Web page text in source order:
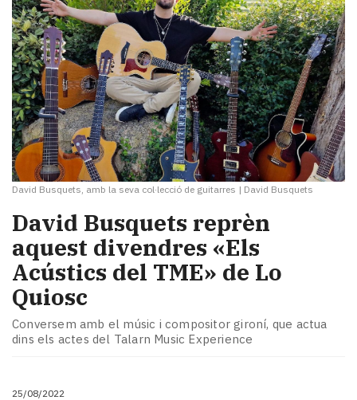
David Busquets, amb la seva col·lecció de guitarres | David Busquets
David Busquets reprèn
aquest divendres «Els
Acústics del TME» de Lo
Quiosc
Conversem amb el músic i compositor gironí, que actua
dins els actes del Talarn Music Experience
25/08/2022